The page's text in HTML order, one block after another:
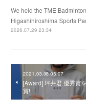
We held the TME
Higashihiroshima Sports
2026.07.29 23:34
2021.03.08 05:07
[Award] 坪井君 優秀賞
賞!